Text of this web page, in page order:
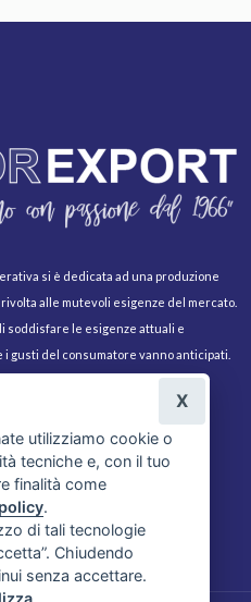
si è dedicata ad una produzione
alle mutevoli esigenze del mercato.
soddisfare le esigenze attuali e
i gusti del consumatore vanno anticipati.
coloriamo di passione i nostri fiori.
utilizziamo cookie o
tecniche e, con il tuo
finalità come
.
di tali tecnologie
Chiudendo
senza accettare.
X